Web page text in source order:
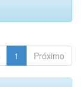
1 Próximo